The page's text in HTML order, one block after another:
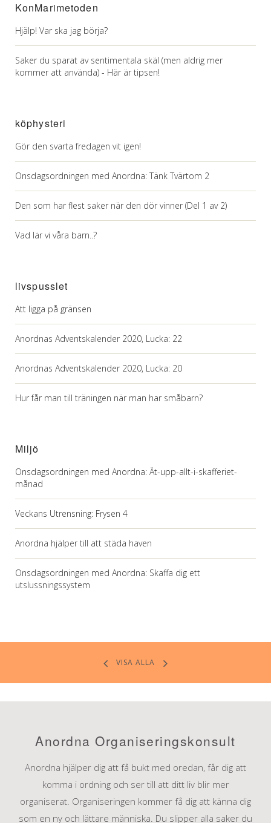
KonMarimetoden
Hjälp! Var ska jag börja?
Saker du sparat av sentimentala skäl (men aldrig mer
kommer att använda) - Här är tipsen!
köphysteri
Gör den svarta fredagen vit igen!
Onsdagsordningen med Anordna: Tänk Tvärtom 2
Den som har flest saker när den dör vinner (Del 1 av 2)
Vad lär vi våra barn..?
livspusslet
Att ligga på gränsen
Anordnas Adventskalender 2020, Lucka: 22
Anordnas Adventskalender 2020, Lucka: 20
Hur får man till träningen när man har småbarn?
Miljö
Onsdagsordningen med Anordna: Ät-upp-allt-i-skafferiet-
månad
Veckans Utrensning: Frysen 4
Anordna hjälper till att städa haven
Onsdagsordningen med Anordna: Skaffa dig ett
utslussningssystem
VISA ALLA
Anordna Organiseringskonsult
Anordna hjälper dig att få bukt med oredan, får dig att
komma i ordning och ser till att ditt liv blir mer
organiserat. Organiseringen kommer få dig att känna dig
som en ny och lättare människa. Du slipper alla saker du